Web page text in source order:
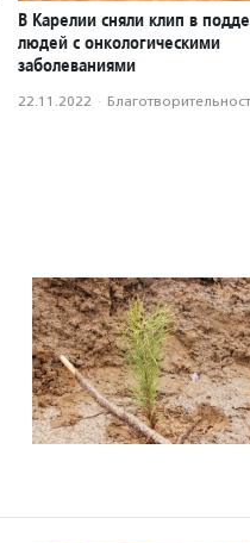
В Карелии сняли клип в
людей с онкологическими
заболеваниями
22.11.2022 ·